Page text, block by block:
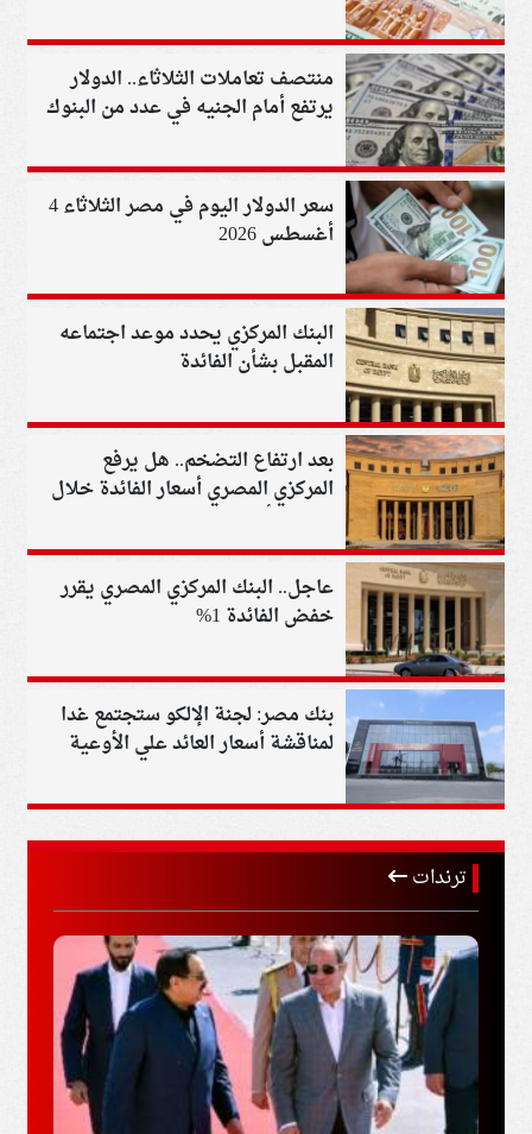
منتصف تعاملات الثلاثاء.. الدولار
يرتفع أمام الجنيه في عدد من البنوك
سعر الدولار اليوم في مصر الثلاثاء 4
أغسطس 2026
البنك المركزي يحدد موعد اجتماعه
المقبل بشأن الفائدة
بعد ارتفاع التضخم.. هل يرفع
المركزي المصري أسعار الفائدة خلال
اجتماع أبريل؟
عاجل.. البنك المركزي المصري يقرر
خفض الفائدة 1%
بنك مصر: لجنة الإلكو ستجتمع غدا
لمناقشة أسعار العائد علي الأوعية
الادخارية بعد قرار البنك المركزي
ترندات